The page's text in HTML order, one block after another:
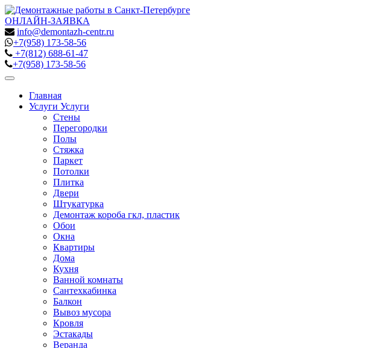
ОНЛАЙН-ЗАЯВКА
info@demontazh-centr.ru
+7(958) 173-58-56
+7(812) 688-61-47
+7(958) 173-58-56
Toggle
navigationГлавная
Услуги Услуги
Стены
Перегородки
Полы
Стяжка
Паркет
Потолки
Плитка
Двери
Штукатурка
Демонтаж короба гкл, пластик
Обои
Окна
Квартиры
Дома
Кухня
Ванной комнаты
Сантехкабинка
Балкон
Вывоз мусора
Кровля
Эстакады
Веранда